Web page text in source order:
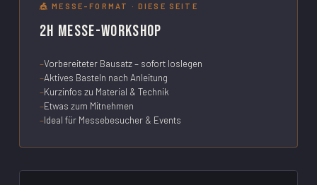
🎪 MESSE-FORMAT · DIESE SEITE
2h Messe-Workshop
Vorbereiteter Bausatz – sofort loslegen
Aktives Basteln nach Anleitung
Kurzinfos zu Material & Technik
Etwas zum Mitnehmen
Ideal für Messebesucher & Events